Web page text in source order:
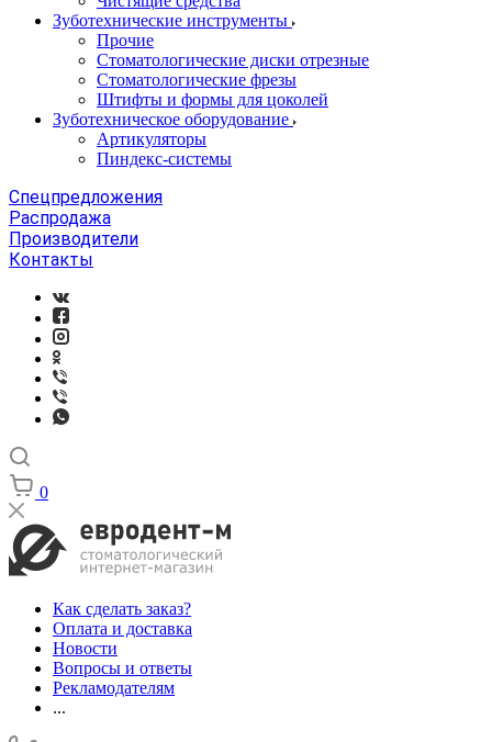
Зуботехнические инструменты
Прочие
Стоматологические диски отрезные
Стоматологические фрезы
Штифты и формы для цоколей
Зуботехническое оборудование
Артикуляторы
Пиндекс-системы
Спецпредложения
Распродажа
Производители
Контакты
0
Как сделать заказ?
Оплата и доставка
Новости
Вопросы и ответы
Рекламодателям
...